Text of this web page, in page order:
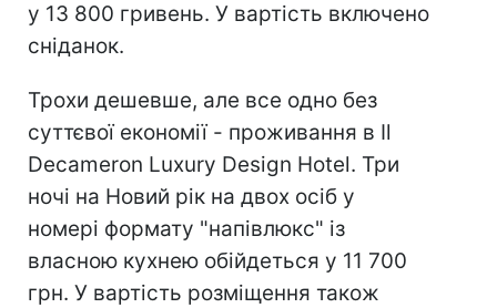
у 13 800 гривень. У вартість включено
сніданок.
Трохи дешевше, але все одно без
суттєвої економії - проживання в Il
Decameron Luxury Design Hotel. Три
ночі на Новий рік на двох осіб у
номері формату "напівлюкс" із
власною кухнею обійдеться у 11 700
грн. У вартість розміщення також